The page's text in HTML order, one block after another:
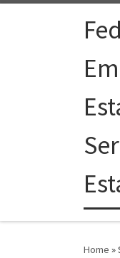
Skip to content
Home »